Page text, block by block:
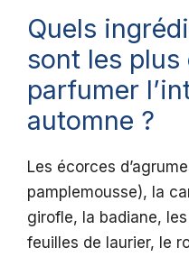
Quels
sont les
parfumer
automne ?
Les écorces
pamplemousse), la
girofle, la badiane,
feuilles de laurier, le